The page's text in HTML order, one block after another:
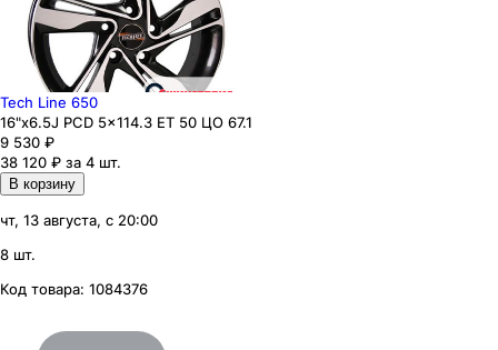
Tech Line 650
16"x6.5J PCD 5x114.3 ЕТ 50 ЦО 67.1
9 530 ₽
38 120 ₽ за 4 шт.
В корзину
чт, 13 августа, с 20:00
8 шт.
Код товара: 1084376